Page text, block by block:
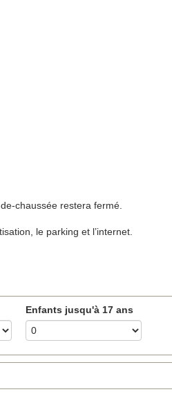
chaussée restera fermé.
le parking et l’internet.
Enfants jusqu'à 17 ans